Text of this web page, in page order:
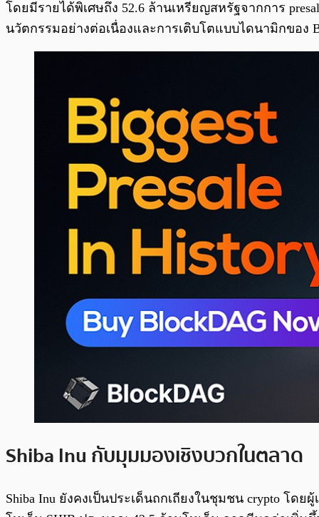
โดยมีรายได้พิเศษถึง 52.6 ล้านเหรียญสหรัฐจากการ
นวัตกรรมอย่างต่อเนื่องและการเติบโตแบบไดนามิกของ
Shiba Inu กับมุมมองเชิงบวกในตลาด
Shiba Inu ยังคงเป็นประเด็นถกเถียงในชุมชน crypto โ